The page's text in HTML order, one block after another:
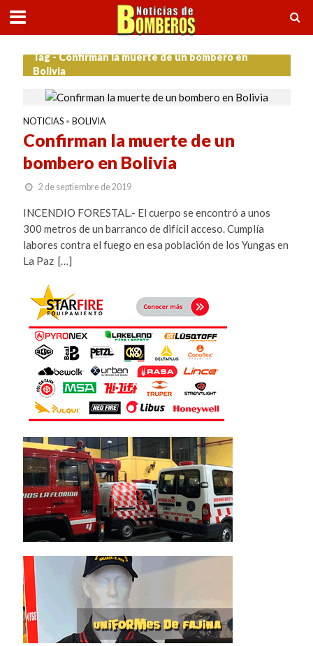
Tag - Confirman la muerte de un bombero en
Bolivia
NOTICIAS • BOLIVIA
Confirman la muerte de un
bombero en Bolivia
2 de septiembre de 2019
INCENDIO FORESTAL.- El cuerpo se encontró a unos
300 metros de un barranco de difícil acceso. Cumplía
labores contra el fuego en esa población de los Yungas en
La Paz […]